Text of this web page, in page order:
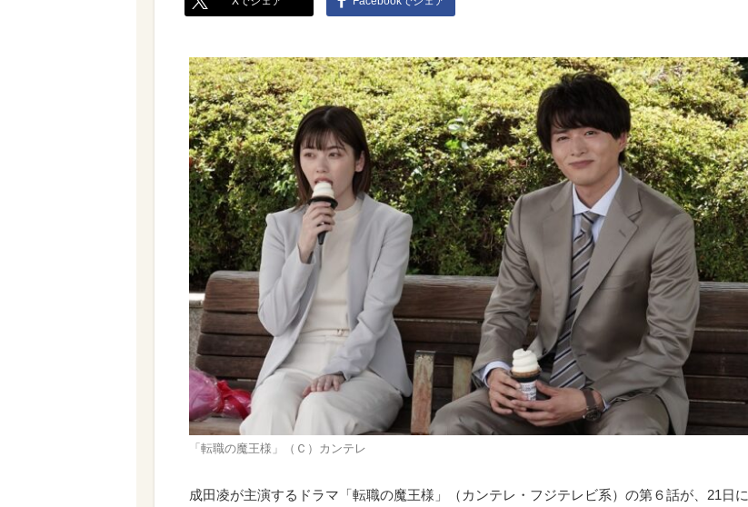
「転職の魔王様」（Ｃ）カンテレ
成田凌が主演するドラマ「転職の魔王様」（カンテレ・フジテレビ系）の第６話が、21日に